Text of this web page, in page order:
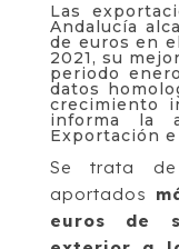
Las
Andalucía
de euros en
2021, su
periodo
datos
crecimiento
informa la
Exportación
Se trata
aportados
euros de